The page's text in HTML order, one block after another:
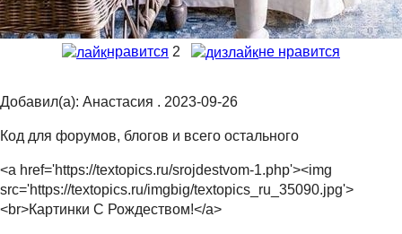
нравится 2 не нравится
Добавил(а): Анастасия . 2023-09-26
Код для форумов, блогов и всего остального
<a href='https://textopics.ru/srojdestvom-1.php'><img
src='https://textopics.ru/imgbig/textopics_ru_35090.jpg'>
<br>Картинки С Рождеством!</a>